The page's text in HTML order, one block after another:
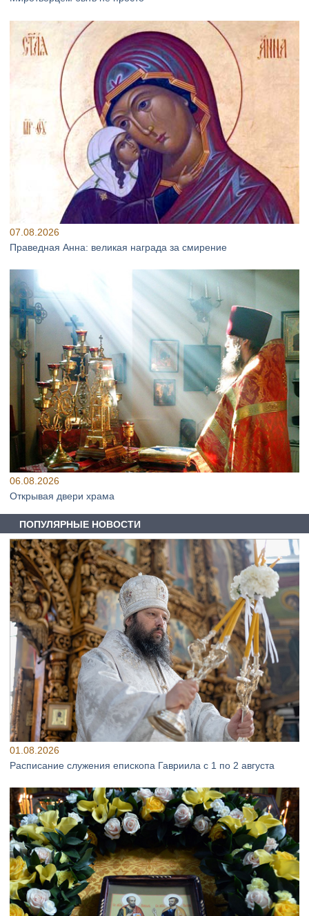
07.08.2026
Праведная Анна: великая награда за смирение
06.08.2026
Открывая двери храма
ПОПУЛЯРНЫЕ НОВОСТИ
01.08.2026
Расписание служения епископа Гавриила с 1 по 2 августа